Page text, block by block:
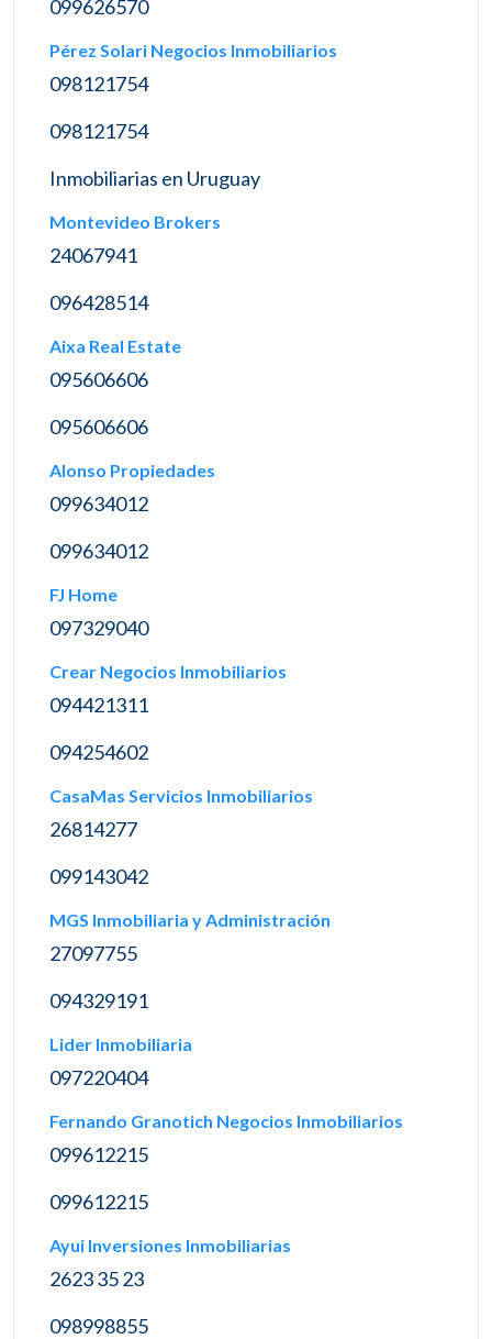
099626570
Pérez Solari Negocios Inmobiliarios
098121754
098121754
Inmobiliarias en Uruguay
Montevideo Brokers
24067941
096428514
Aixa Real Estate
095606606
095606606
Alonso Propiedades
099634012
099634012
FJ Home
097329040
Crear Negocios Inmobiliarios
094421311
094254602
CasaMas Servicios Inmobiliarios
26814277
099143042
MGS Inmobiliaria y Administración
27097755
094329191
Lider Inmobiliaria
097220404
Fernando Granotich Negocios Inmobiliarios
099612215
099612215
Ayui Inversiones Inmobiliarias
2623 35 23
098998855